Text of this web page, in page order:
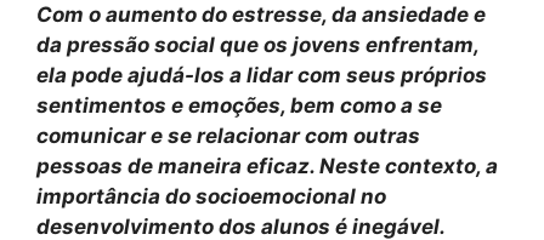
Com o aumento do estresse, da ansiedade e
da pressão social que os jovens enfrentam,
ela pode ajudá-los a lidar com seus próprios
sentimentos e emoções, bem como a se
comunicar e se relacionar com outras
pessoas de maneira eficaz. Neste contexto, a
importância do socioemocional no
desenvolvimento dos alunos é inegável.